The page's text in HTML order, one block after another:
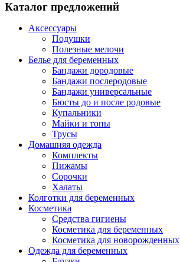
Каталог предложений
Аксессуары
Подушки
Полезные мелочи
Белье для беременных
Бандажи дородовые
Бандажи послеродовые
Бандажи универсальные
Бюсты до и после родовые
Купальники
Майки и топы
Трусы
Домашняя одежда
Комплекты
Пижамы
Сорочки
Халаты
Колготки для беременных
Косметика
Cредства гигиены
Косметика для беременных
Косметика для новорожденных
Одежда для беременных